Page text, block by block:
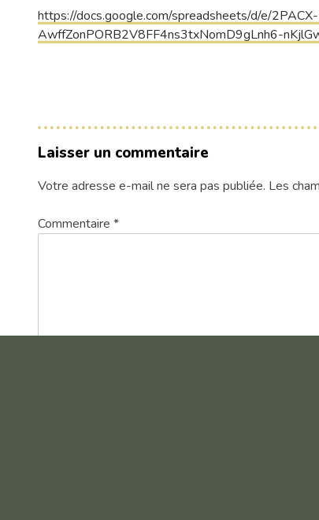
https://docs.google.com/spreadsheets/d/e/
AwffZonPORB2V8FF4ns3txNomD9gLnh6-
Laisser un commentaire
Votre adresse e-mail ne sera pas publiée. Les
Commentaire *